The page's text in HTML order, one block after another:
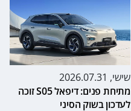
שישי, 2026.07.31
מתיחת פנים: דיפאל S05 זוכה
לעדכון בשוק הסיני